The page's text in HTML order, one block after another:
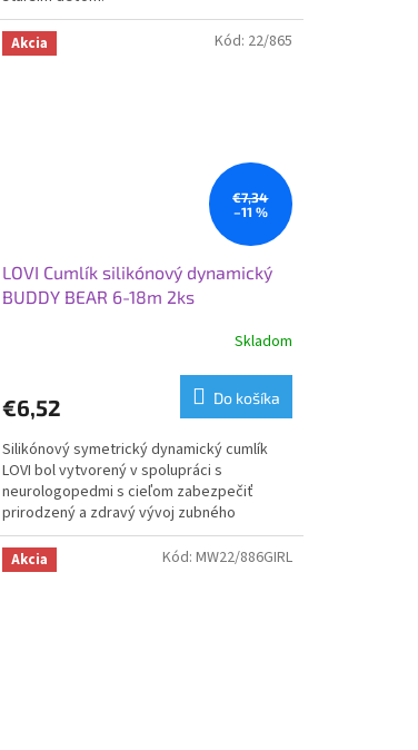
Akcia
€7,34
–11 %
LOVI Cumlík silikónový dynamický
BUDDY BEAR 6-18m 2ks
Skladom
€6,52 Do košíka
Silikónový symetrický dynamický cumlík
LOVI bol vytvorený v spolupráci s
neurologopedmi s cieľom zabezpečiť
prirodzený a zdravý vývoj zubného
poschodia, zubov a ďasien dieťaťa....
Kód: 22/865
Akcia Kód: MW22/886GIRL